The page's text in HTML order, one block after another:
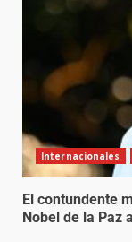
Internacionales
El contundente
Nobel de la Paz